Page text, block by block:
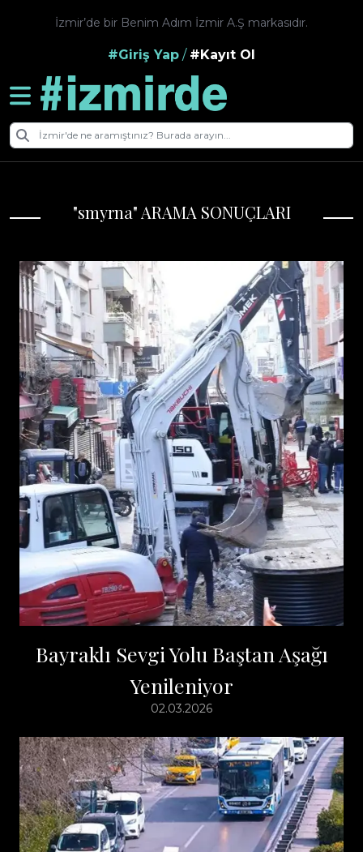
İzmir’de bir Benim Adım İzmir A.Ş markasıdır.
#Giriş Yap / #Kayıt Ol
"smyrna" ARAMA SONUÇLARI
Bayraklı Sevgi Yolu Baştan Aşağı
Yenileniyor
02.03.2026